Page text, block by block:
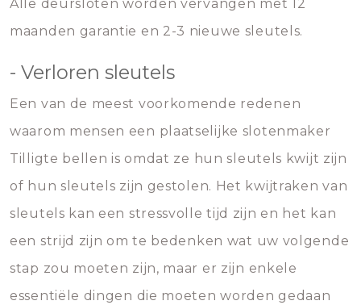
Alle deursloten worden vervangen met 12
maanden garantie en 2-3 nieuwe sleutels.
- Verloren sleutels
Een van de meest voorkomende redenen
waarom mensen een plaatselijke slotenmaker
Tilligte bellen is omdat ze hun sleutels kwijt zijn
of hun sleutels zijn gestolen. Het kwijtraken van
sleutels kan een stressvolle tijd zijn en het kan
een strijd zijn om te bedenken wat uw volgende
stap zou moeten zijn, maar er zijn enkele
essentiële dingen die moeten worden gedaan